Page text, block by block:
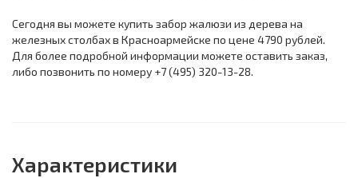
Сегодня вы можете купить забор жалюзи из дерева на
железных столбах в Красноармейске по цене 4790 рублей.
Для более подробной информации можете оставить заказ,
либо позвонить по номеру +7 (495) 320-13-28.
Характеристики